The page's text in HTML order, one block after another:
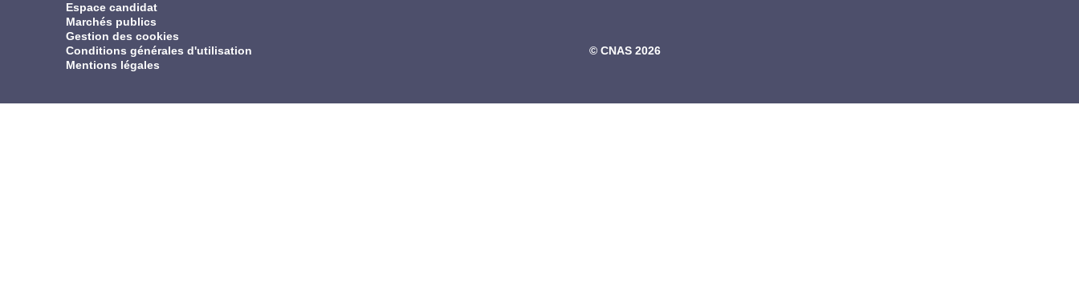
©‎ CNAS 2026
Espace candidat
Marchés publics
Gestion des cookies
Conditions générales d'utilisation
Mentions légales